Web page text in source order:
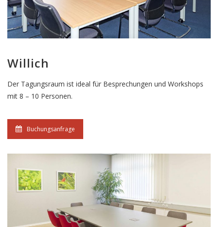
Willich
Der Tagungsraum ist ideal für Besprechungen und Workshops
mit 8 – 10 Personen.
Buchungsanfrage